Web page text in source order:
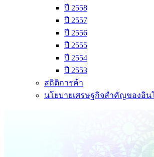
ปี 2558
ปี 2557
ปี 2556
ปี 2555
ปี 2554
ปี 2553
สถิติการค้า
นโยบายเศรษฐกิจสำคัญของอิน